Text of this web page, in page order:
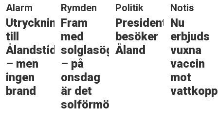
Politik
Presidenten
besöker
Åland
Notis
Nu
erbjuds
vuxna
vaccin
mot
vattkoppor
Notis
Trafikreglering
under
Kulturnatten
Kultur
Dolly
Style
till